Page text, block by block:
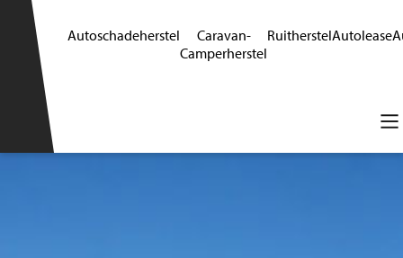
Autoschadeherstel
Caravan-
Camperherstel
RuitherstelAutolease